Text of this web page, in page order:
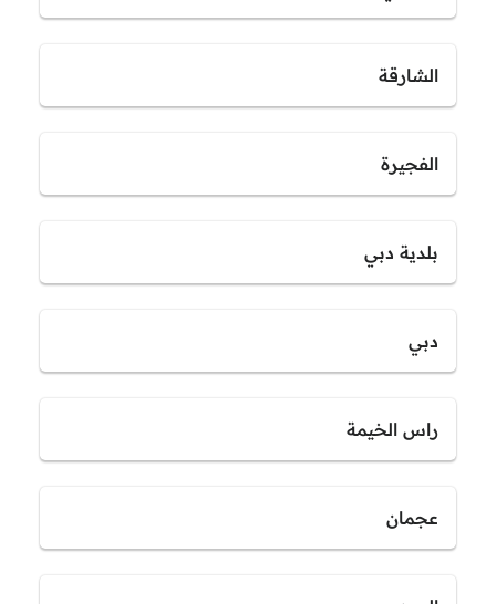
الشارقة
الفجيرة
بلدية دبي
دبي
راس الخيمة
عجمان